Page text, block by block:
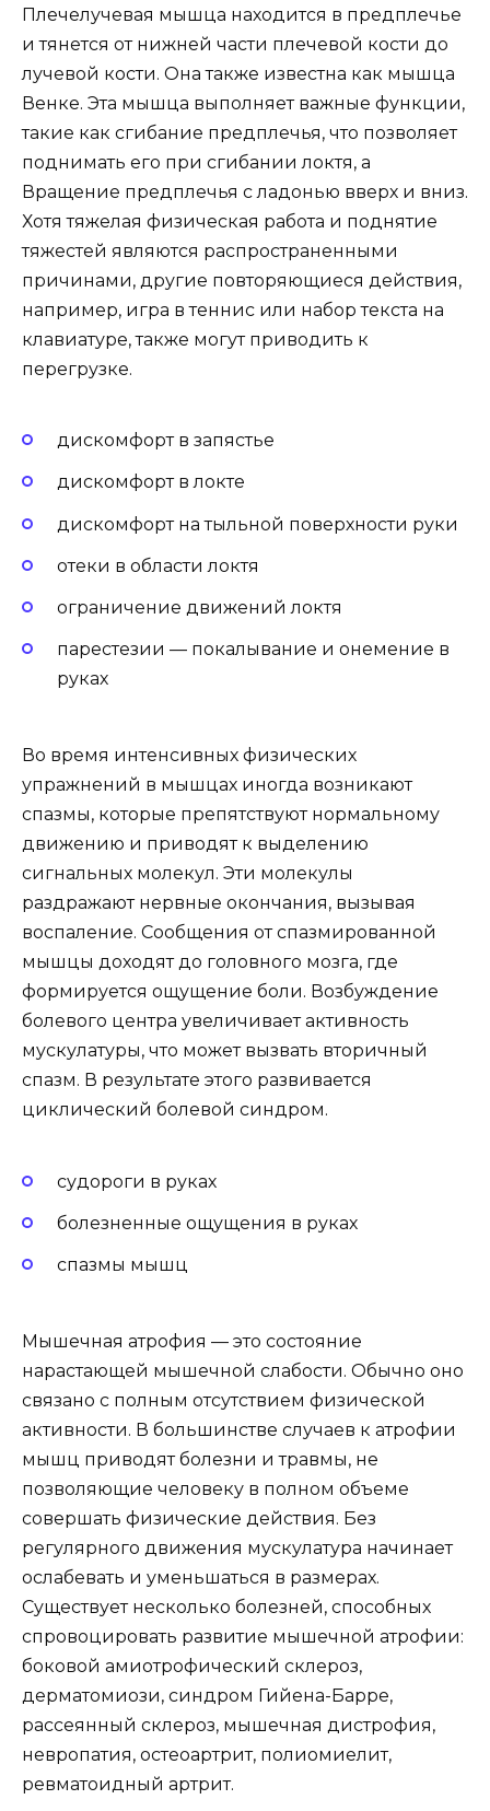
Плечелучевая мышца находится в предплечье
и тянется от нижней части плечевой кости до
лучевой кости. Она также известна как мышца
Венке. Эта мышца выполняет важные функции,
такие как сгибание предплечья, что позволяет
поднимать его при сгибании локтя, а
Вращение предплечья с ладонью вверх и вниз.
Хотя тяжелая физическая работа и поднятие
тяжестей являются распространенными
причинами, другие повторяющиеся действия,
например, игра в теннис или набор текста на
клавиатуре, также могут приводить к
перегрузке.
дискомфорт в запястье
дискомфорт в локте
дискомфорт на тыльной поверхности руки
отеки в области локтя
ограничение движений локтя
парестезии — покалывание и онемение в
руках
Во время интенсивных физических
упражнений в мышцах иногда возникают
спазмы, которые препятствуют нормальному
движению и приводят к выделению
сигнальных молекул. Эти молекулы
раздражают нервные окончания, вызывая
воспаление. Сообщения от спазмированной
мышцы доходят до головного мозга, где
формируется ощущение боли. Возбуждение
болевого центра увеличивает активность
мускулатуры, что может вызвать вторичный
спазм. В результате этого развивается
циклический болевой синдром.
судороги в руках
болезненные ощущения в руках
спазмы мышц
Мышечная атрофия — это состояние
нарастающей мышечной слабости. Обычно оно
связано с полным отсутствием физической
активности. В большинстве случаев к атрофии
мышц приводят болезни и травмы, не
позволяющие человеку в полном объеме
совершать физические действия. Без
регулярного движения мускулатура начинает
ослабевать и уменьшаться в размерах.
Существует несколько болезней, способных
спровоцировать развитие мышечной атрофии:
боковой амиотрофический склероз,
дерматомиози, синдром Гийена-Барре,
рассеянный склероз, мышечная дистрофия,
невропатия, остеоартрит, полиомиелит,
ревматоидный артрит.